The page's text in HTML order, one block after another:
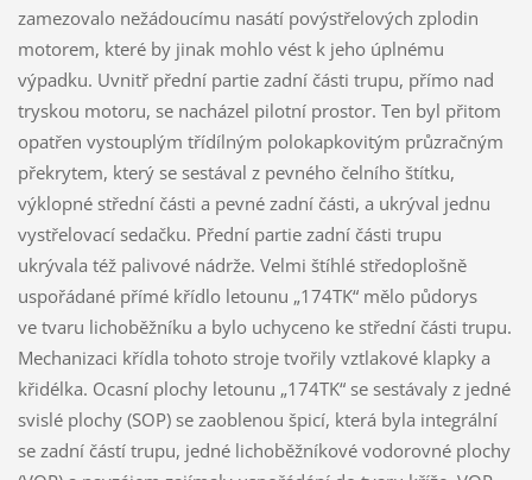
zamezovalo nežádoucímu nasátí povýstřelových zplodin
motorem, které by jinak mohlo vést k jeho úplnému
výpadku. Uvnitř přední partie zadní části trupu, přímo nad
tryskou motoru, se nacházel pilotní prostor. Ten byl přitom
opatřen vystouplým třídílným polokapkovitým průzračným
překrytem, který se sestával z pevného čelního štítku,
výklopné střední části a pevné zadní části, a ukrýval jednu
vystřelovací sedačku. Přední partie zadní části trupu
ukrývala též palivové nádrže. Velmi štíhlé středoplošně
uspořádané přímé křídlo letounu „174TK“ mělo půdorys
ve tvaru lichoběžníku a bylo uchyceno ke střední části trupu.
Mechanizaci křídla tohoto stroje tvořily vztlakové klapky a
křidélka. Ocasní plochy letounu „174TK“ se sestávaly z jedné
svislé plochy (SOP) se zaoblenou špicí, která byla integrální
se zadní částí trupu, jedné lichoběžníkové vodorovné plochy